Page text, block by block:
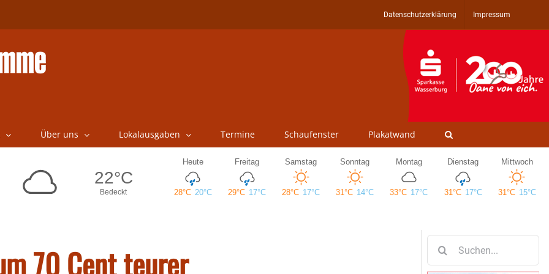
Datenschutzerklärung Impressum
Über uns Lokalausgaben Termine Schaufenster Plakatwand
70 Cent teurer
nach: